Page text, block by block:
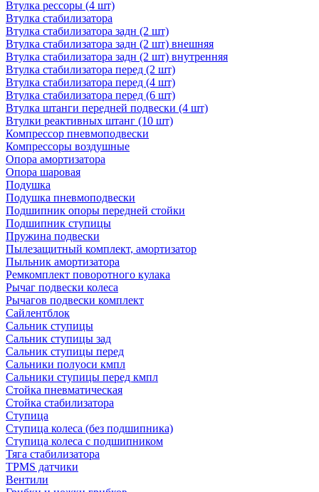
Втулка рессоры (4 шт)
Втулка стабилизатора
Втулка стабилизатора задн (2 шт)
Втулка стабилизатора задн (2 шт) внешняя
Втулка стабилизатора задн (2 шт) внутренняя
Втулка стабилизатора перед (2 шт)
Втулка стабилизатора перед (4 шт)
Втулка стабилизатора перед (6 шт)
Втулка штанги передней подвески (4 шт)
Втулки реактивных штанг (10 шт)
Компрессор пневмоподвески
Компрессоры воздушные
Опора амортизатора
Опора шаровая
Подушка
Подушка пневмоподвески
Подшипник опоры передней стойки
Подшипник ступицы
Пружина подвески
Пылезащитный комплект, амортизатор
Пыльник амортизатора
Ремкомплект поворотного кулака
Рычаг подвески колеса
Рычагов подвески комплект
Сайлентблок
Сальник ступицы
Сальник ступицы зад
Сальник ступицы перед
Сальники полуоси кмпл
Сальники ступицы перед кмпл
Стойка пневматическая
Стойка стабилизатора
Ступица
Ступица колеса (без подшипника)
Ступица колеса с подшипником
Тяга стабилизатора
TPMS датчики
Вентили